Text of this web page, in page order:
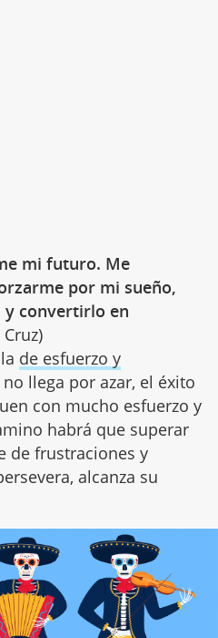
mi futuro. Me
por mi sueño,
convertirlo en
de esfuerzo y
llega por azar, el éxito
con mucho esfuerzo y
habrá que superar
de frustraciones y
alcanza su